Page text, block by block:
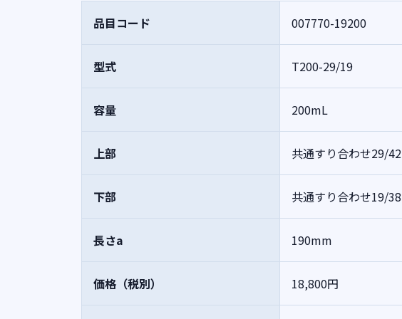
品目コード 007770-19200
型式 T200-29/19
容量 200mL
上部 共通すり合わせ29/42
下部 共通すり合わせ19/38
長さa 190mm
価格（税別） 18,800円